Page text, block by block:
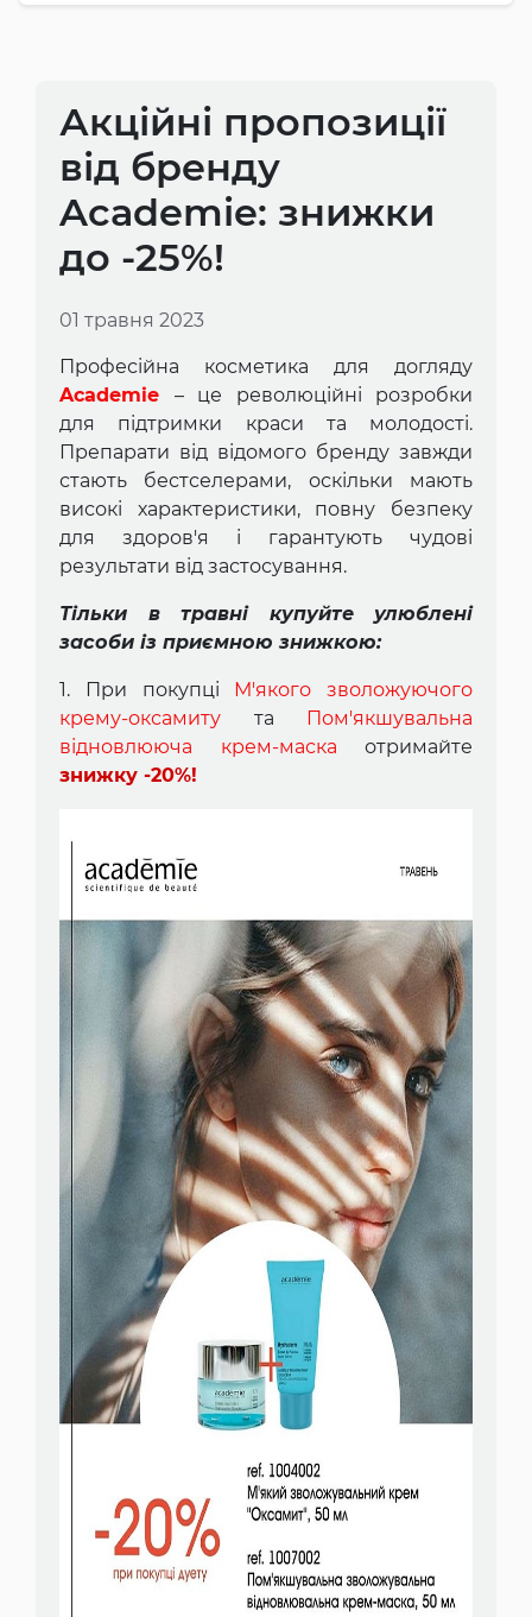
Акційні пропозиції
від бренду
Academie: знижки
до -25%!
01 травня 2023
Професійна косметика для догляду
Academie
– це революційні розробки
для підтримки краси та молодості.
Препарати від відомого бренду завжди
стають бестселерами, оскільки мають
високі характеристики, повну безпеку
для здоров'я і гарантують чудові
результати від застосування.
Тільки в травні купуйте улюблені
засоби із приємною знижкою:
1. При покупці М'якого зволожуючого
крему-оксамиту та Пом'якшувальна
відновлююча крем-маска отримайте
знижку -20%!